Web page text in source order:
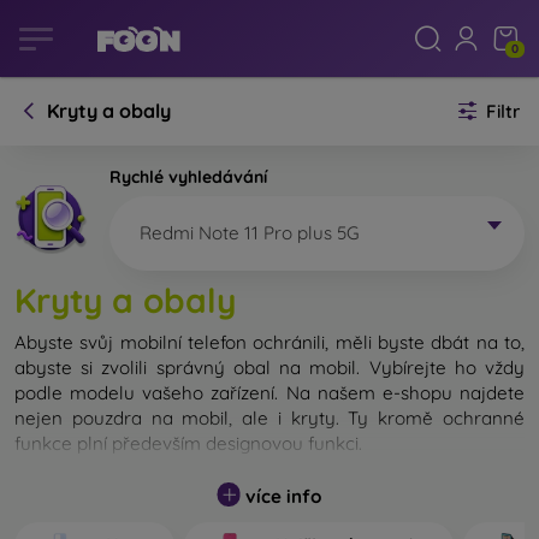
0
Kryty a obaly Filtr
Rychlé vyhledávání
Redmi Note 11 Pro plus 5G
Kryty a obaly
Abyste svůj mobilní telefon ochránili, měli byste dbát na to,
abyste si zvolili správný obal na mobil. Vybírejte ho vždy
podle modelu vašeho zařízení. Na našem e-shopu najdete
nejen pouzdra na mobil, ale i kryty. Ty kromě ochranné
funkce plní především designovou funkci.
Kryt na mobil můžeme také nazvat zadní kryt. Je určen na
ochranu zadní části telefonu. Jednotlivé kryty na mobil se
více info